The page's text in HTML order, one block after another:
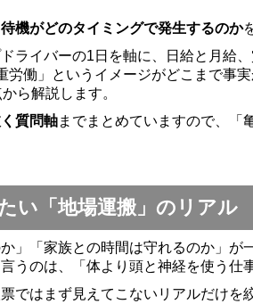
機がどのタイミングで発生するのか
ライバーの1日を軸に、日給と月給
働」というイメージがどこまで事
ら解説します。
質問軸までまとめていますので、「
い「地場運搬」のリアル
「家族との時間は守れるのか」が
のは、「体より頭と神経を使う仕
ではまず見えてこないリアルだけを